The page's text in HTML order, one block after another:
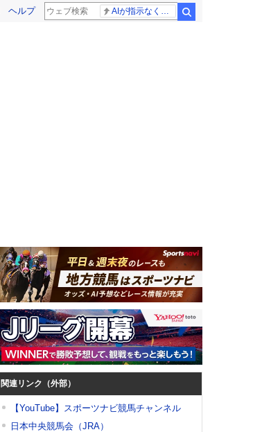
ヘルプ
関連リンク（外部）
【YouTube】スポーツナビ競馬チャンネル
日本中央競馬会（JRA）